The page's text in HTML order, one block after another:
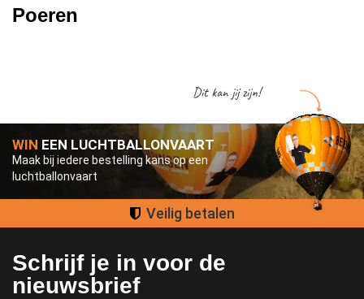
Poeren
WIN EEN LUCHTBALLONVAART
Maak bij iedere bestelling kans op een
luchtballonvaart
Dit kan jij zijn!
Groot assortiment
Schrijf je in voor de
nieuwsbrief